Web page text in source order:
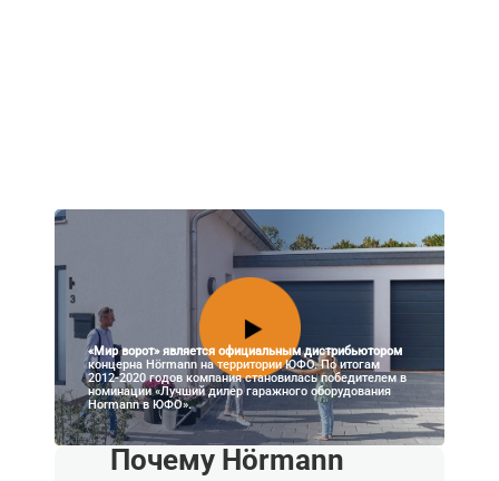
«Мир ворот» является официальным дистрибьютором
концерна Hörmann на территории ЮФО. По итогам
2012-2020 годов компания становилась победителем в
номинации «Лучший дилер гаражного оборудования
Hormann в ЮФО».
Почему Hörmann